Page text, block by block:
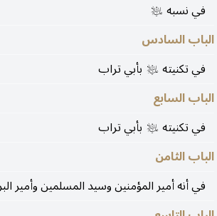
في نسبه عليه‌السلام
الباب السادس
في تكنيته عليه‌السلام بأبي تراب
الباب السابع
في تكنيته عليه‌السلام بأبي تراب
الباب الثامن
في أنه أمير المؤمنين وسيد المسلمين وأمير